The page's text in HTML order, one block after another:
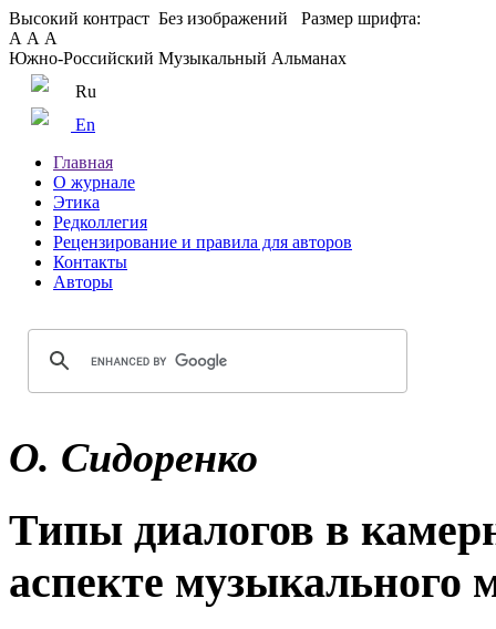
Высокий контраст Без изображений
Размер шрифта:
А А А
Южно-Российский Музыкальный Альманах
Ru
En
Главная
О журнале
Этика
Редколлегия
Рецензирование и правила для авторов
Контакты
Авторы
О. Сидоренко
Типы диалогов в
аспекте